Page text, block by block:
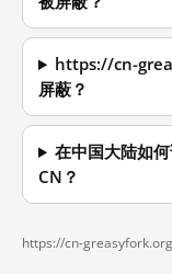
https://cn-
屏蔽？
在中国大陆如
CN？
https://cn-